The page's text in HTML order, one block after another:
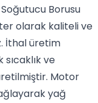
Soğutucu Borusu
olarak kaliteli ve
İthal üretim
ve
Motor
yağ